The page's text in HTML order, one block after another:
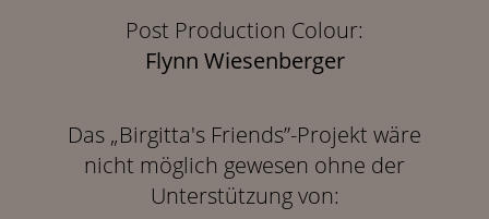
Post Production Colour:
Flynn Wiesenberger
Das „Birgitta's Friends”-Projekt wäre
nicht möglich gewesen ohne der
Unterstützung von: